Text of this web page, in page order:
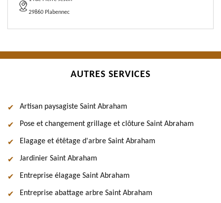
29860 Plabennec
AUTRES SERVICES
Artisan paysagiste Saint Abraham
Pose et changement grillage et clôture Saint Abraham
Elagage et étêtage d'arbre Saint Abraham
Jardinier Saint Abraham
Entreprise élagage Saint Abraham
Entreprise abattage arbre Saint Abraham